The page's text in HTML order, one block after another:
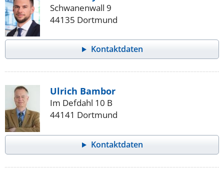
Schwanenwall 9
44135 Dortmund
Kontaktdaten
Ulrich Bambor
Im Defdahl 10 B
44141 Dortmund
Kontaktdaten